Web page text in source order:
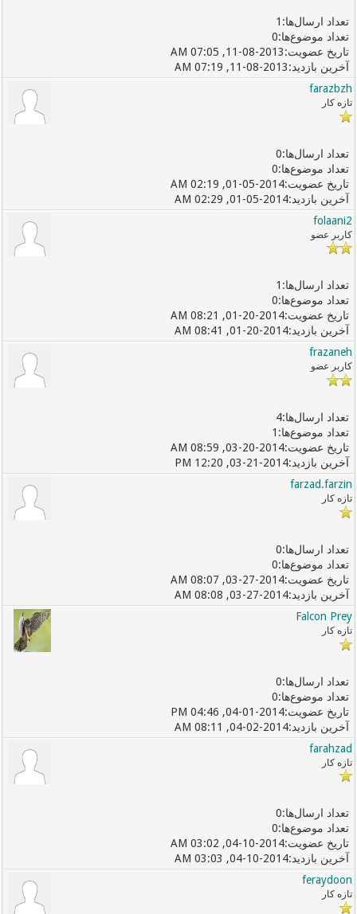
1
0
11-08-2013, 07:05 AM
11-08-2013, 07:19 AM
farazbzh
تازه کار
0
0
01-05-2014, 02:19 AM
01-05-2014, 02:29 AM
folaani2
کاربر عضو
1
0
01-20-2014, 08:21 AM
01-20-2014, 08:41 AM
frazaneh
کاربر عضو
4
1
03-20-2014, 08:59 AM
03-21-2014, 12:20 PM
farzad.farzin
تازه کار
0
0
03-27-2014, 08:07 AM
03-27-2014, 08:08 AM
Falcon Prey
تازه کار
0
0
04-01-2014, 04:46 PM
04-02-2014, 08:11 AM
farahzad
تازه کار
0
0
04-10-2014, 03:02 AM
04-10-2014, 03:03 AM
feraydoon
تازه کار